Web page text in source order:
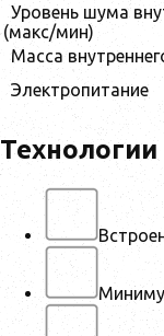
Уровень шума
(макс/мин)
Масса
Электропитание
Технологии